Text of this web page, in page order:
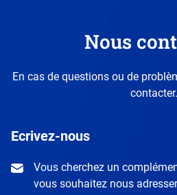
Nous
En cas de questions ou de
contacter.
Ecrivez-nous
Vous cherchez un
vous souhaitez nous